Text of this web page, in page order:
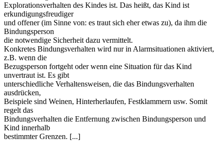
Explorationsverhalten des Kindes ist. Das heißt, das Kind ist
erkundigungsfreudiger
und offener (im Sinne von: es traut sich eher etwas zu), da ihm die
Bindungsperson
die notwendige Sicherheit dazu vermittelt.
Konkretes Bindungsverhalten wird nur in Alarmsituationen aktiviert,
z.B. wenn die
Bezugsperson fortgeht oder wenn eine Situation für das Kind
unvertraut ist. Es gibt
unterschiedliche Verhaltensweisen, die das Bindungsverhalten
ausdrücken,
Beispiele sind Weinen, Hinterherlaufen, Festklammern usw. Somit
regelt das
Bindungsverhalten die Entfernung zwischen Bindungsperson und
Kind innerhalb
bestimmter Grenzen. [...]